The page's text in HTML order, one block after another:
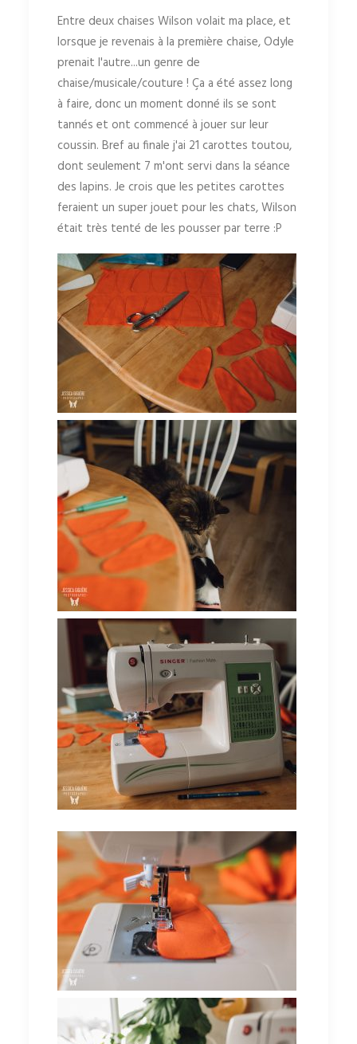
Entre deux chaises Wilson volait ma place, et
lorsque je revenais à la première chaise, Odyle
prenait l'autre...un genre de
chaise/musicale/couture ! Ça a été assez long
à faire, donc un moment donné ils se sont
tannés et ont commencé à jouer sur leur
coussin. Bref au finale j'ai 21 carottes toutou,
dont seulement 7 m'ont servi dans la séance
des lapins. Je crois que les petites carottes
feraient un super jouet pour les chats, Wilson
était très tenté de les pousser par terre :P